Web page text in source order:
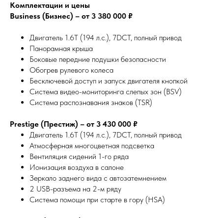
Комплектации и цены
Business (Бизнес) – от 3 380 000 ₽
Двигатель 1.6T (194 л.с.), 7DCT, полный привод
Панорамная крыша
Боковые передние подушки безопасности
Обогрев рулевого колеса
Бесключевой доступ и запуск двигателя кнопкой
Система видео-мониторинга слепых зон (BSV)
Система распознавания знаков (TSR)
Prestige (Престиж) – от 3 430 000 ₽
Двигатель 1.6T (194 л.с.), 7DCT, полный привод
Атмосферная многоцветная подсветка
Вентиляция сидений 1-го ряда
Ионизация воздуха в салоне
Зеркало заднего вида с автозатемнением
2 USB-разъема на 2-м ряду
Система помощи при старте в гору (HSA)